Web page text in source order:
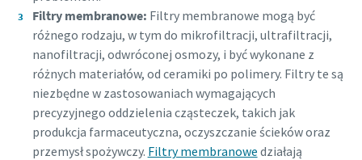
Filtry membranowe: Filtry membranowe mogą być
różnego rodzaju, w tym do mikrofiltracji, ultrafiltracji,
nanofiltracji, odwróconej osmozy, i być wykonane z
różnych materiałów, od ceramiki po polimery. Filtry te są
niezbędne w zastosowaniach wymagających
precyzyjnego oddzielenia cząsteczek, takich jak
produkcja farmaceutyczna, oczyszczanie ścieków oraz
przemysł spożywczy. Filtry membranowe działają
Kliknij, aby rozpocząć weryfikację
Friendly Captcha ⇗